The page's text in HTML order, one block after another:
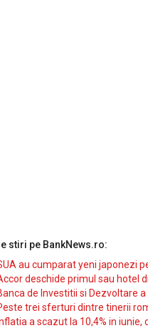
stiri pe BankNews.ro:
au cumparat yeni japonezi
deschide primul sau hotel
de Investitii si Dezvoltare
trei sferturi dintre tinerii
a scazut la 10,4% in